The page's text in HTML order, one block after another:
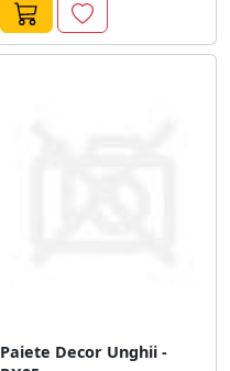
Paiete Decor Unghii -